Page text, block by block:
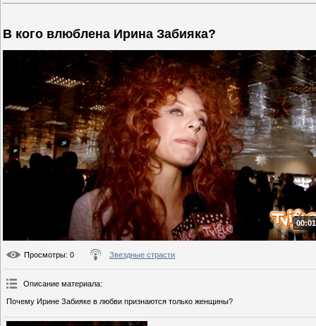
В кого влюблена Ирина Забияка?
Просмотры: 0 Звездные страсти
Описание материала:
Почему Ирине Забияке в любви признаются только женщины?